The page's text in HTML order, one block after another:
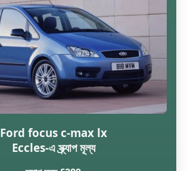
Ford focus c-max lx
Eccles-এ স্ক্র্যাপ মূল্য